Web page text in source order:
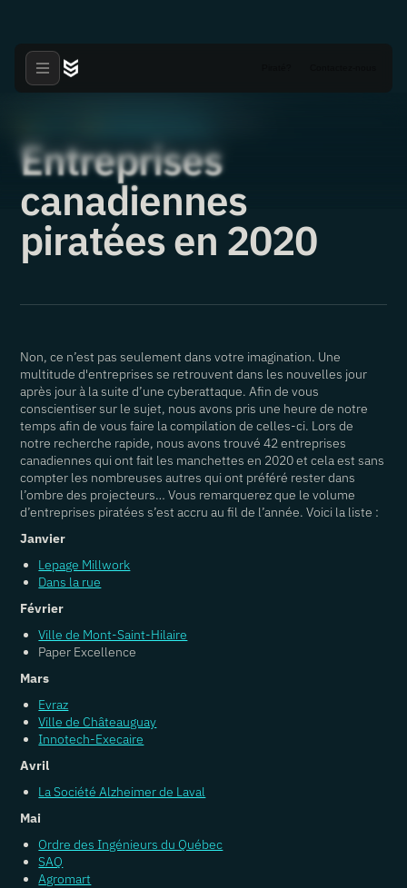
Entreprises
canadiennes
piratées en 2020
Non, ce n’est pas seulement dans votre imagination. Une
multitude d'entreprises se retrouvent dans les nouvelles jour
après jour à la suite d’une cyberattaque. Afin de vous
conscientiser sur le sujet, nous avons pris une heure de notre
temps afin de vous faire la compilation de celles-ci. Lors de
notre recherche rapide, nous avons trouvé 42 entreprises
canadiennes qui ont fait les manchettes en 2020 et cela est sans
compter les nombreuses autres qui ont préféré rester dans
l’ombre des projecteurs… Vous remarquerez que le volume
d’entreprises piratées s’est accru au fil de l’année. Voici la liste :
Janvier
Lepage Millwork
Dans la rue
Février
Ville de Mont-Saint-Hilaire
Paper Excellence
Mars
Evraz
Ville de Châteauguay
Innotech-Execaire
Avril
La Société Alzheimer de Laval
Mai
Ordre des Ingénieurs du Québec
SAQ
Agromart